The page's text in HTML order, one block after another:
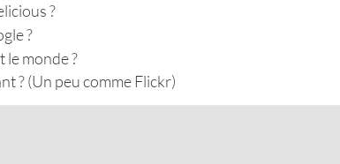
?
?
le monde ?
? (Un peu comme Flickr)